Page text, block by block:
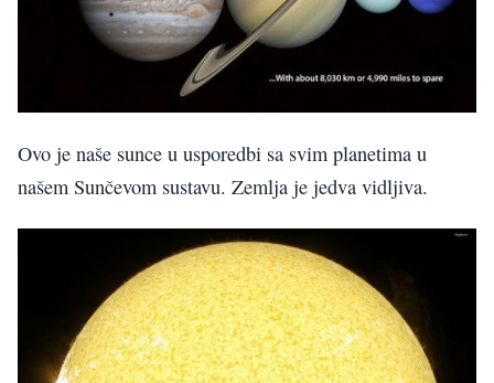
Ovo je naše sunce u usporedbi sa svim planetima u
našem Sunčevom sustavu. Zemlja je jedva vidljiva.